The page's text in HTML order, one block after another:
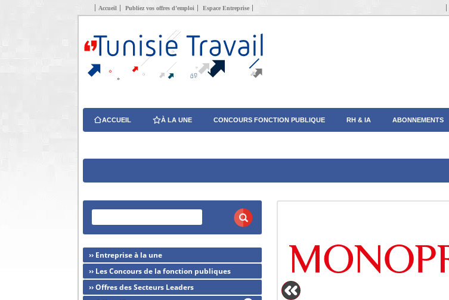
Accueil Publiez vos offres d’emploi Espace Entreprise
ACCUEIL À LA UNE CONCOURS FONCTION PUBLIQUE RH & IA ABONNEMENTS
›› Entreprise à la une
›› Les Concours de la fonction publiques
›› Offres des Secteurs Leaders